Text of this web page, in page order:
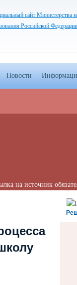
сайт Министерства
Российской Федерации
Новости
на источник